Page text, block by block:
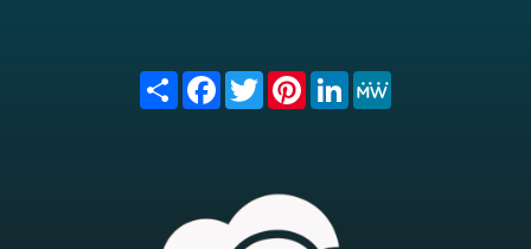
Share FacebookTwitterPinterest
LinkedIn